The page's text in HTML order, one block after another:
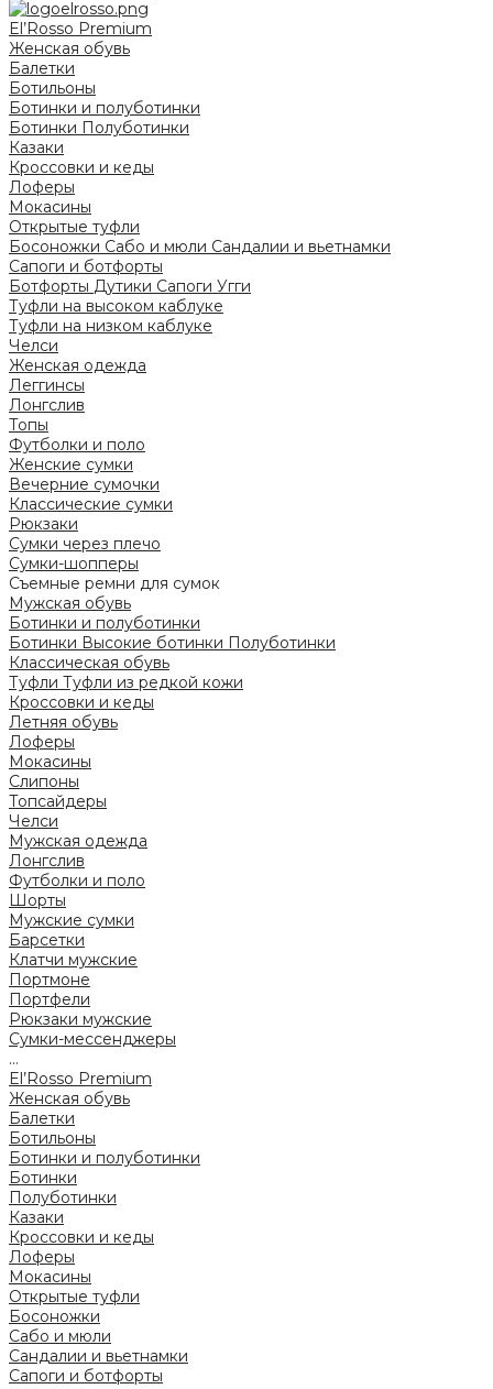
El’Rosso Premium
Женская обувь
Балетки
Ботильоны
Ботинки и полуботинки
Ботинки Полуботинки
Казаки
Кроссовки и кеды
Лоферы
Мокасины
Открытые туфли
Босоножки Сабо и мюли Сандалии и вьетнамки
Сапоги и ботфорты
Ботфорты Дутики Сапоги Угги
Туфли на высоком каблуке
Туфли на низком каблуке
Челси
Женская одежда
Леггинсы
Лонгслив
Топы
Футболки и поло
Женские сумки
Вечерние сумочки
Классические сумки
Рюкзаки
Сумки через плечо
Сумки-шопперы
Съемные ремни для сумок
Мужская обувь
Ботинки и полуботинки
Ботинки Высокие ботинки Полуботинки
Классическая обувь
Туфли Туфли из редкой кожи
Кроссовки и кеды
Летняя обувь
Лоферы
Мокасины
Слипоны
Топсайдеры
Челси
Мужская одежда
Лонгслив
Футболки и поло
Шорты
Мужские сумки
Барсетки
Клатчи мужские
Портмоне
Портфели
Рюкзаки мужские
Сумки-мессенджеры
...
El’Rosso Premium
Женская обувь
Балетки
Ботильоны
Ботинки и полуботинки
Ботинки
Полуботинки
Казаки
Кроссовки и кеды
Лоферы
Мокасины
Открытые туфли
Босоножки
Сабо и мюли
Сандалии и вьетнамки
Сапоги и ботфорты